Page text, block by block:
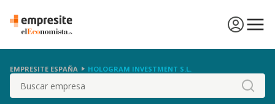
EMPRESITE ESPAÑA HOLOGRAM INVESTMENT S.L.
Buscar